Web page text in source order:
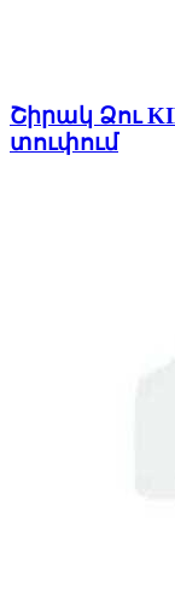
Շիրակ Ձու
տուփում